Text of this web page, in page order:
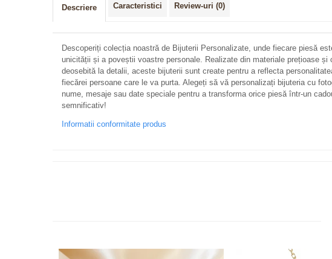
Descriere Caracteristici Review-uri (0)
Descoperiți colecția noastră de Bijuterii Personalizate, unde fiecare piesă
unicității și a poveștii voastre personale. Realizate din materiale prețioase și
deosebită la detalii, aceste bijuterii sunt create pentru a reflecta
fiecărei persoane care le va purta. Alegeți să vă personalizați bijuteria cu
nume, mesaje sau date speciale pentru a transforma orice piesă într-un
semnificativ!
Informatii conformitate produs